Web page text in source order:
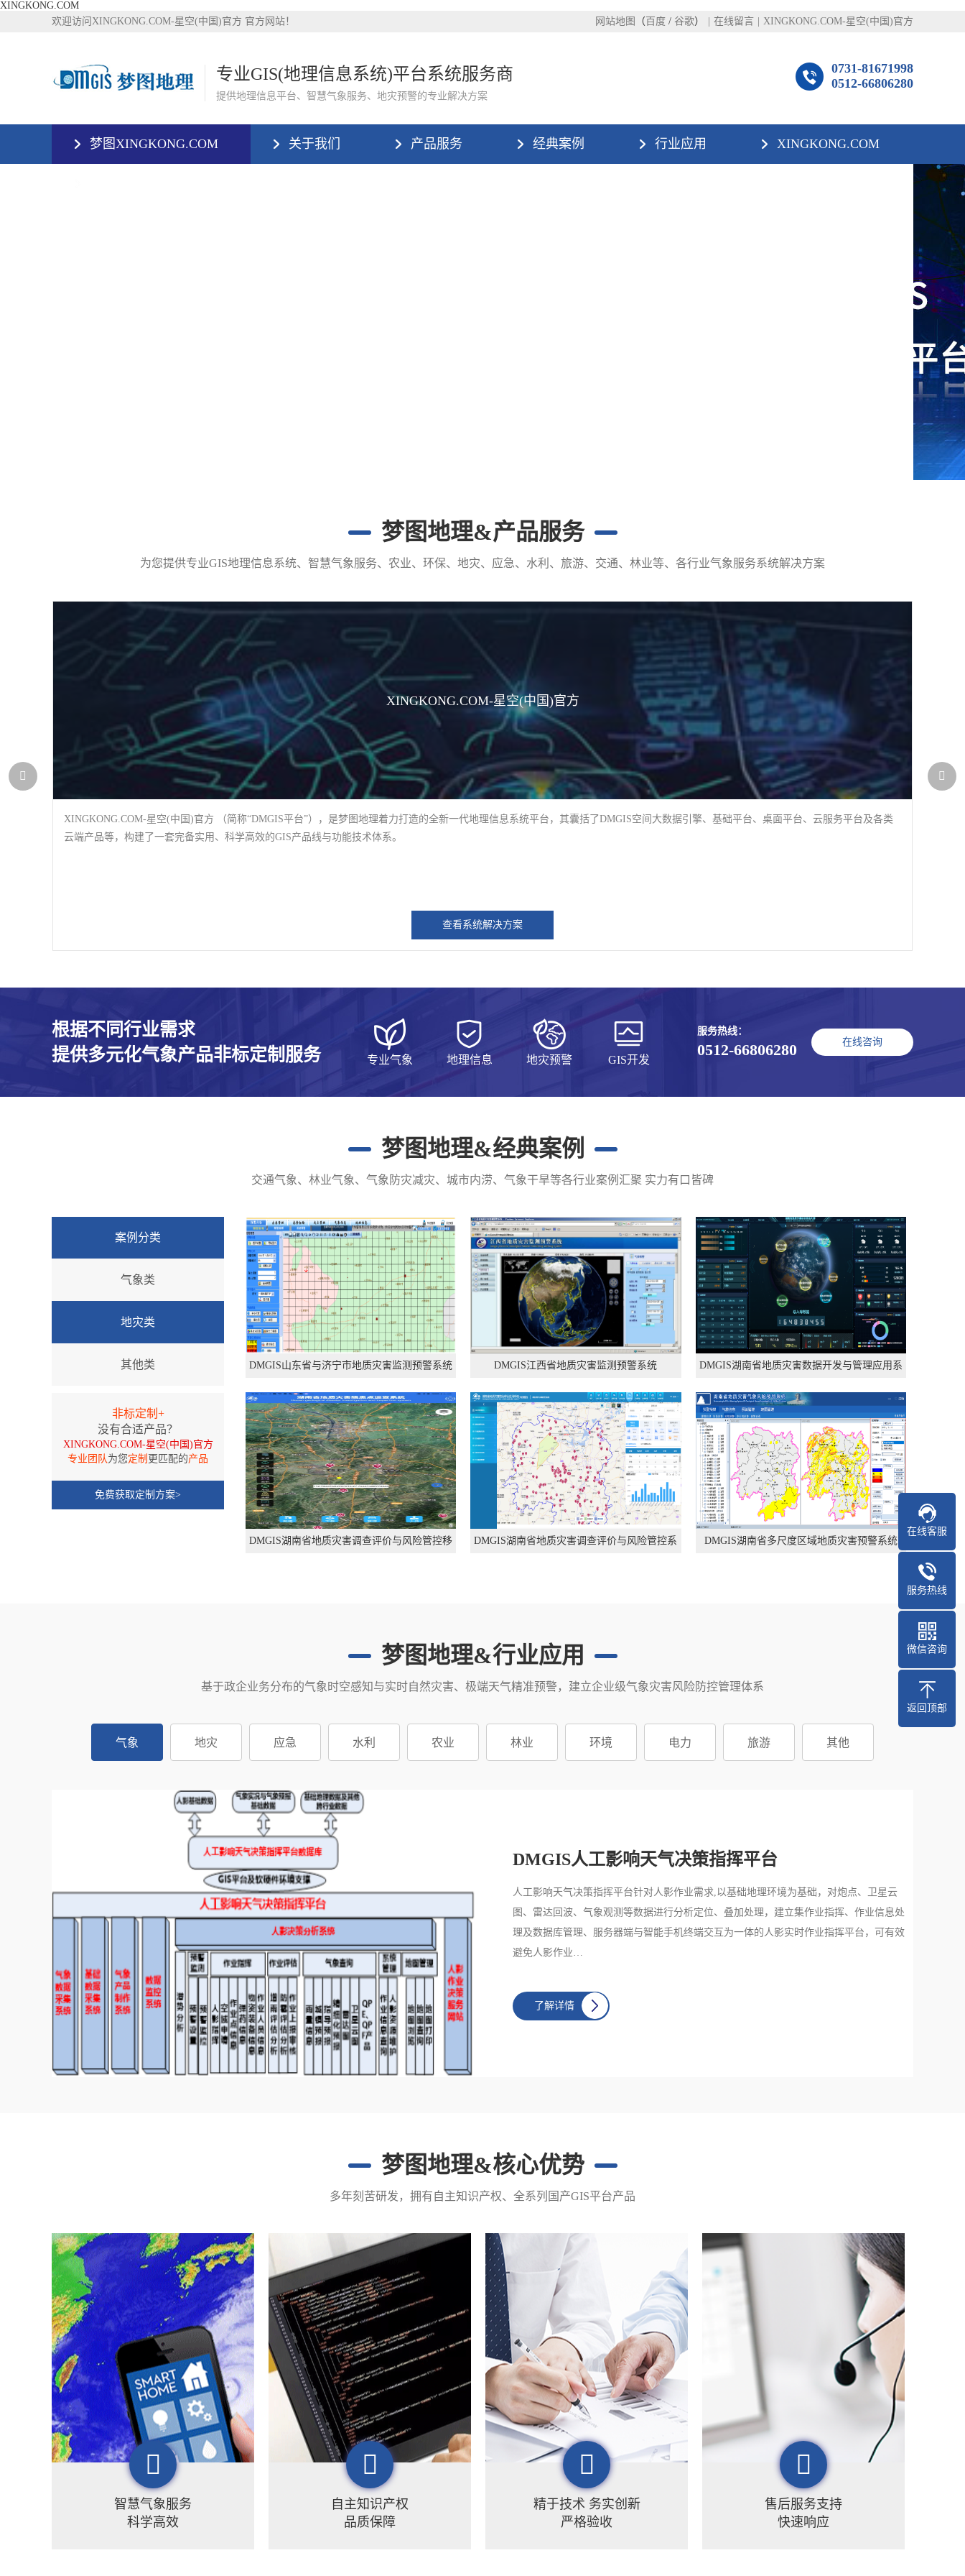
XINGKONG.COM
欢迎访问XINGKONG.COM-星空(中国)官方 官方网站！
网站地图 （ 百度 / 谷歌） 在线留言 XINGKONG.COM-星空(中国)官方
专业GIS(地理信息系统)平台系统服务商
提供地理信息平台、智慧气象服务、地灾预警的专业解决方案
0731-81671998
0512-66806280
梦图XINGKONG.COM 关于我们 产品服务 经典案例 行业应用 XINGKONG.COM
梦图地理&产品服务
为您提供专业GIS地理信息系统、智慧气象服务、农业、环保、地灾、应急、水利、旅游、交通、林业等、各行业气象服务系统解决方案
XINGKONG.COM-星空(中国)官方
XINGKONG.COM-星空(中国)官方 （简称“DMGIS平台”），是梦图地理着力打造的全新一代地理信息系统平台，其囊括了DMGIS空间大数据引擎、基础平台、桌面平台、云服务平台及各类
云端产品等，构建了一套完备实用、科学高效的GIS产品线与功能技术体系。
查看系统解决方案
根据不同行业需求
提供多元化气象产品非标定制服务
专业气象 地理信息 地灾预警 GIS开发
服务热线：
0512-66806280 在线咨询
梦图地理&经典案例
交通气象、林业气象、气象防灾减灾、城市内涝、气象干旱等各行业案例汇聚 实力有口皆碑
案例分类
气象类
地灾类
其他类
非标定制+
没有合适产品？
XINGKONG.COM-星空(中国)官方
专业团队为您定制 更匹配的产品
免费获取定制方案>
DMGIS山东省与济宁市地质灾害监测预警系统 DMGIS江西省地质灾害监测预警系统 DMGIS湖南省地质灾害数据开发与管理应用系
统
DMGIS湖南省地质灾害调查评价与风险管控移 DMGIS湖南省地质灾害调查评价与风险管控系 DMGIS湖南省多尺度区域地质灾害预警系统
梦图地理&行业应用
基于政企业务分布的气象时空感知与实时自然灾害、极端天气精准预警，建立企业级气象灾害风险防控管理体系
气象 地灾 应急 水利 农业 林业 环境 电力 旅游 其他
DMGIS人工影响天气决策指挥平台
人工影响天气决策指挥平台针对人影作业需求,以基础地理环境为基础，对炮点、卫星云
图、雷达回波、气象观测等数据进行分析定位、叠加处理，建立集作业指挥、作业信息处
理及数据库管理、服务器端与智能手机终端交互为一体的人影实时作业指挥平台，可有效
避免人影作业…
了解详情
梦图地理&核心优势
多年刻苦研发，拥有自主知识产权、全系列国产GIS平台产品
智慧气象服务
科学高效
自主知识产权
品质保障
精于技术 务实创新
严格验收
售后服务支持
快速响应
在线客服
服务热线
微信咨询
返回顶部